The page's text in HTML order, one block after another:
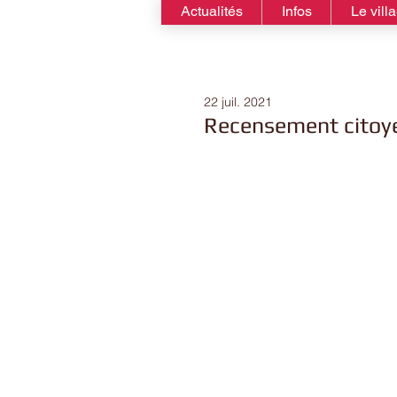
Actualités Infos Le
Recensement
22 juil. 2021